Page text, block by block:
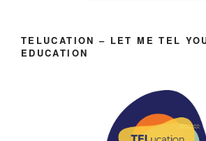
TELUCATION – LET ME TEL
EDUCATION